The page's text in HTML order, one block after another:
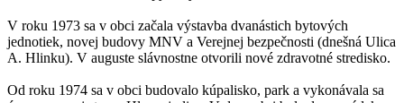
V roku 1973 sa v obci začala výstavba dvanástich bytových
jednotiek, novej budovy MNV a Verejnej bezpečnosti (dnešná Ulica
A. Hlinku). V auguste slávnostne otvorili nové zdravotné stredisko.
Od roku 1974 sa v obci budovalo kúpalisko, park a vykonávala sa